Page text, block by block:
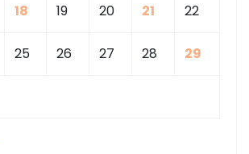
18 19 20 21 22
25 26 27 28 29